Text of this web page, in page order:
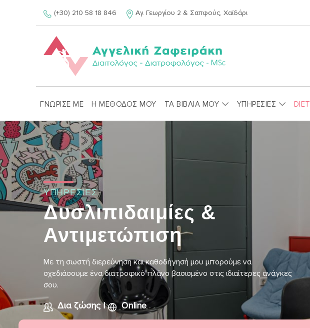
(+30) 210 58 18 846 Αγ. Γεωργίου 2 & Σαπφούς, Χαϊδάρι
ΓΝΩΡΙΣΕ ΜΕ Η ΜΕΘΟΔΟΣ ΜΟΥ ΤΑ ΒΙΒΛΙΑ ΜΟΥ ΥΠΗΡΕΣΙΕΣ
ΥΠΗΡΕΣΙΕΣ
Δυσλιπιδαιμίες &
Αντιμετώπιση
Με τη σωστή διερεύνηση και καθοδήγησή μου μπορούμε να
σχεδιάσουμε ένα διατροφικό πλάνο βασισμένο στις ιδιαίτερες ανάγκες
σου.
Δια ζώσης| Online